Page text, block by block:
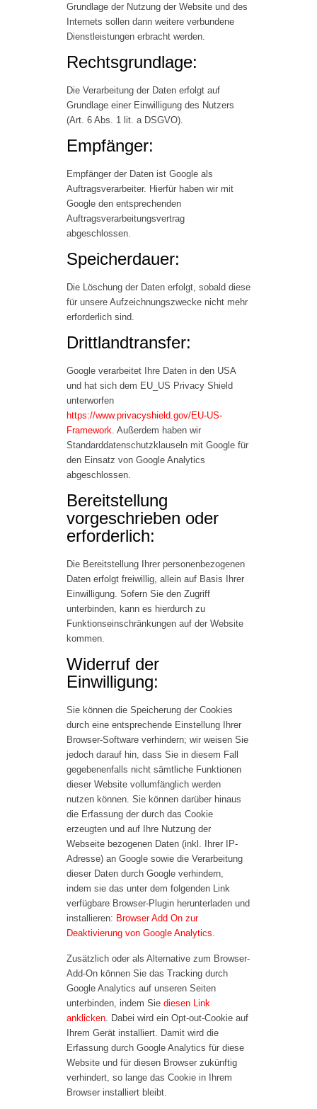
Grundlage der Nutzung der Website und des
Internets sollen dann weitere verbundene
Dienstleistungen erbracht werden.
Rechtsgrundlage:
Die Verarbeitung der Daten erfolgt auf
Grundlage einer Einwilligung des Nutzers
(Art. 6 Abs. 1 lit. a DSGVO).
Empfänger:
Empfänger der Daten ist Google als
Auftragsverarbeiter. Hierfür haben wir mit
Google den entsprechenden
Auftragsverarbeitungsvertrag
abgeschlossen.
Speicherdauer:
Die Löschung der Daten erfolgt, sobald diese
für unsere Aufzeichnungszwecke nicht mehr
erforderlich sind.
Drittlandtransfer:
Google verarbeitet Ihre Daten in den USA
und hat sich dem EU_US Privacy Shield
unterworfen
https://www.privacyshield.gov/EU-US-
Framework . Außerdem haben wir
Standarddatenschutzklauseln mit Google für
den Einsatz von Google Analytics
abgeschlossen.
Bereitstellung
vorgeschrieben oder
erforderlich:
Die Bereitstellung Ihrer personenbezogenen
Daten erfolgt freiwillig, allein auf Basis Ihrer
Einwilligung. Sofern Sie den Zugriff
unterbinden, kann es hierdurch zu
Funktionseinschränkungen auf der Website
kommen.
Widerruf der
Einwilligung:
Sie können die Speicherung der Cookies
durch eine entsprechende Einstellung Ihrer
Browser-Software verhindern; wir weisen Sie
jedoch darauf hin, dass Sie in diesem Fall
gegebenenfalls nicht sämtliche Funktionen
dieser Website vollumfänglich werden
nutzen können. Sie können darüber hinaus
die Erfassung der durch das Cookie
erzeugten und auf Ihre Nutzung der
Webseite bezogenen Daten (inkl. Ihrer IP-
Adresse) an Google sowie die Verarbeitung
dieser Daten durch Google verhindern,
indem sie das unter dem folgenden Link
verfügbare Browser-Plugin herunterladen und
installieren: Browser Add On zur
Deaktivierung von Google Analytics
Zusätzlich oder als Alternative zum Browser-
Add-On können Sie das Tracking durch
Google Analytics auf unseren Seiten
unterbinden, indem Sie diesen Link
anklicken . Dabei wird ein Opt-out-Cookie auf
Ihrem Gerät installiert. Damit wird die
Erfassung durch Google Analytics für diese
Website und für diesen Browser zukünftig
verhindert, so lange das Cookie in Ihrem
Browser installiert bleibt.